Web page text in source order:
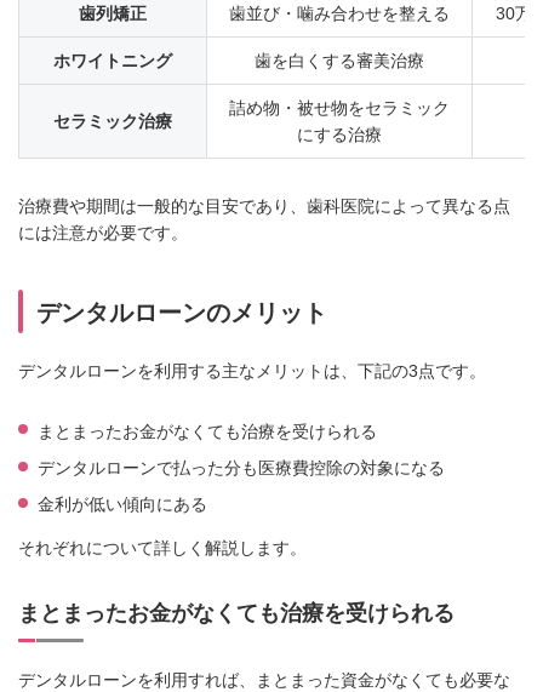
歯列矯正 歯並び・噛み合わせを整える 30万
ホワイトニング 歯を白くする審美治療
セラミック治療
詰め物・被せ物をセラミック
にする治療
治療費や期間は一般的な目安であり、歯科医院によって異なる点
には注意が必要です。
デンタルローンのメリット
デンタルローンを利用する主なメリットは、下記の3点です。
まとまったお金がなくても治療を受けられる
デンタルローンで払った分も医療費控除の対象になる
金利が低い傾向にある
それぞれについて詳しく解説します。
まとまったお金がなくても治療を受けられる
デンタルローンを利用すれば、まとまった資金がなくても必要な